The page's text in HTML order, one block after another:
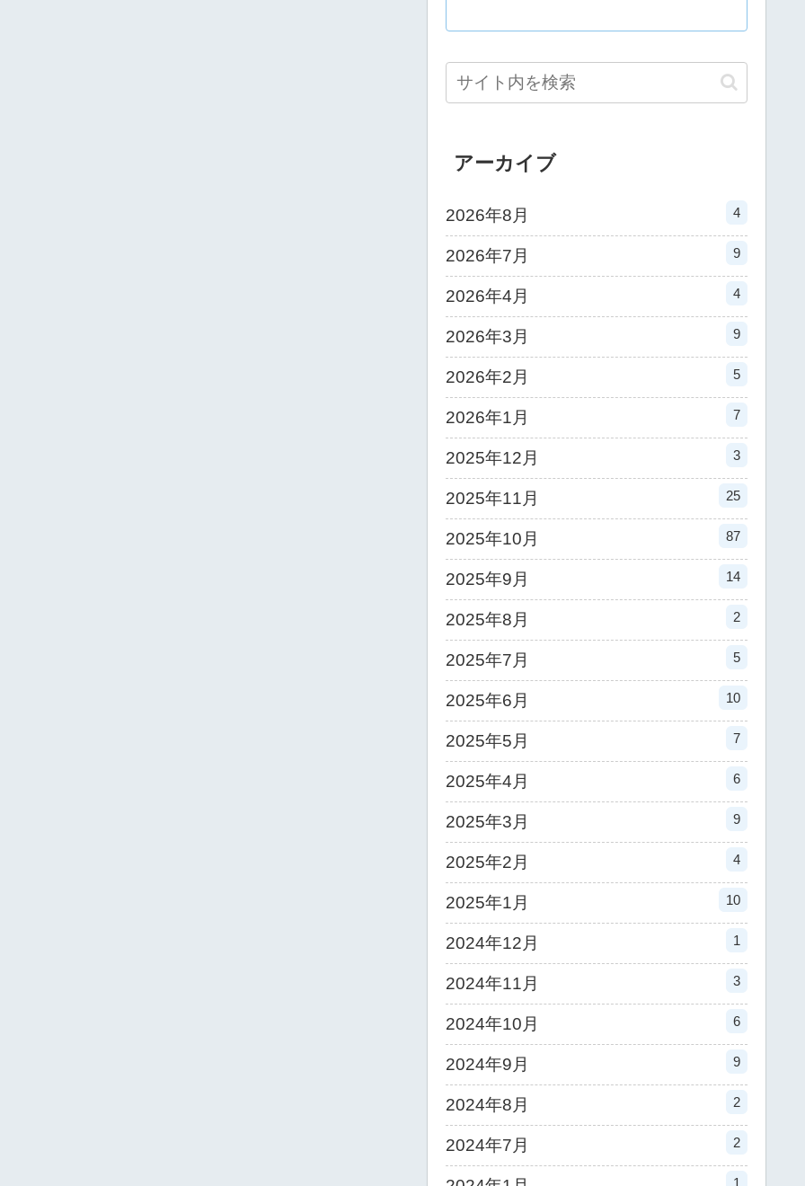
アーカイブ
2026年8月 4
2026年7月 9
2026年4月 4
2026年3月 9
2026年2月 5
2026年1月 7
2025年12月 3
2025年11月 25
2025年10月 87
2025年9月 14
2025年8月 2
2025年7月 5
2025年6月 10
2025年5月 7
2025年4月 6
2025年3月 9
2025年2月 4
2025年1月 10
2024年12月 1
2024年11月 3
2024年10月 6
2024年9月 9
2024年8月 2
2024年7月 2
1